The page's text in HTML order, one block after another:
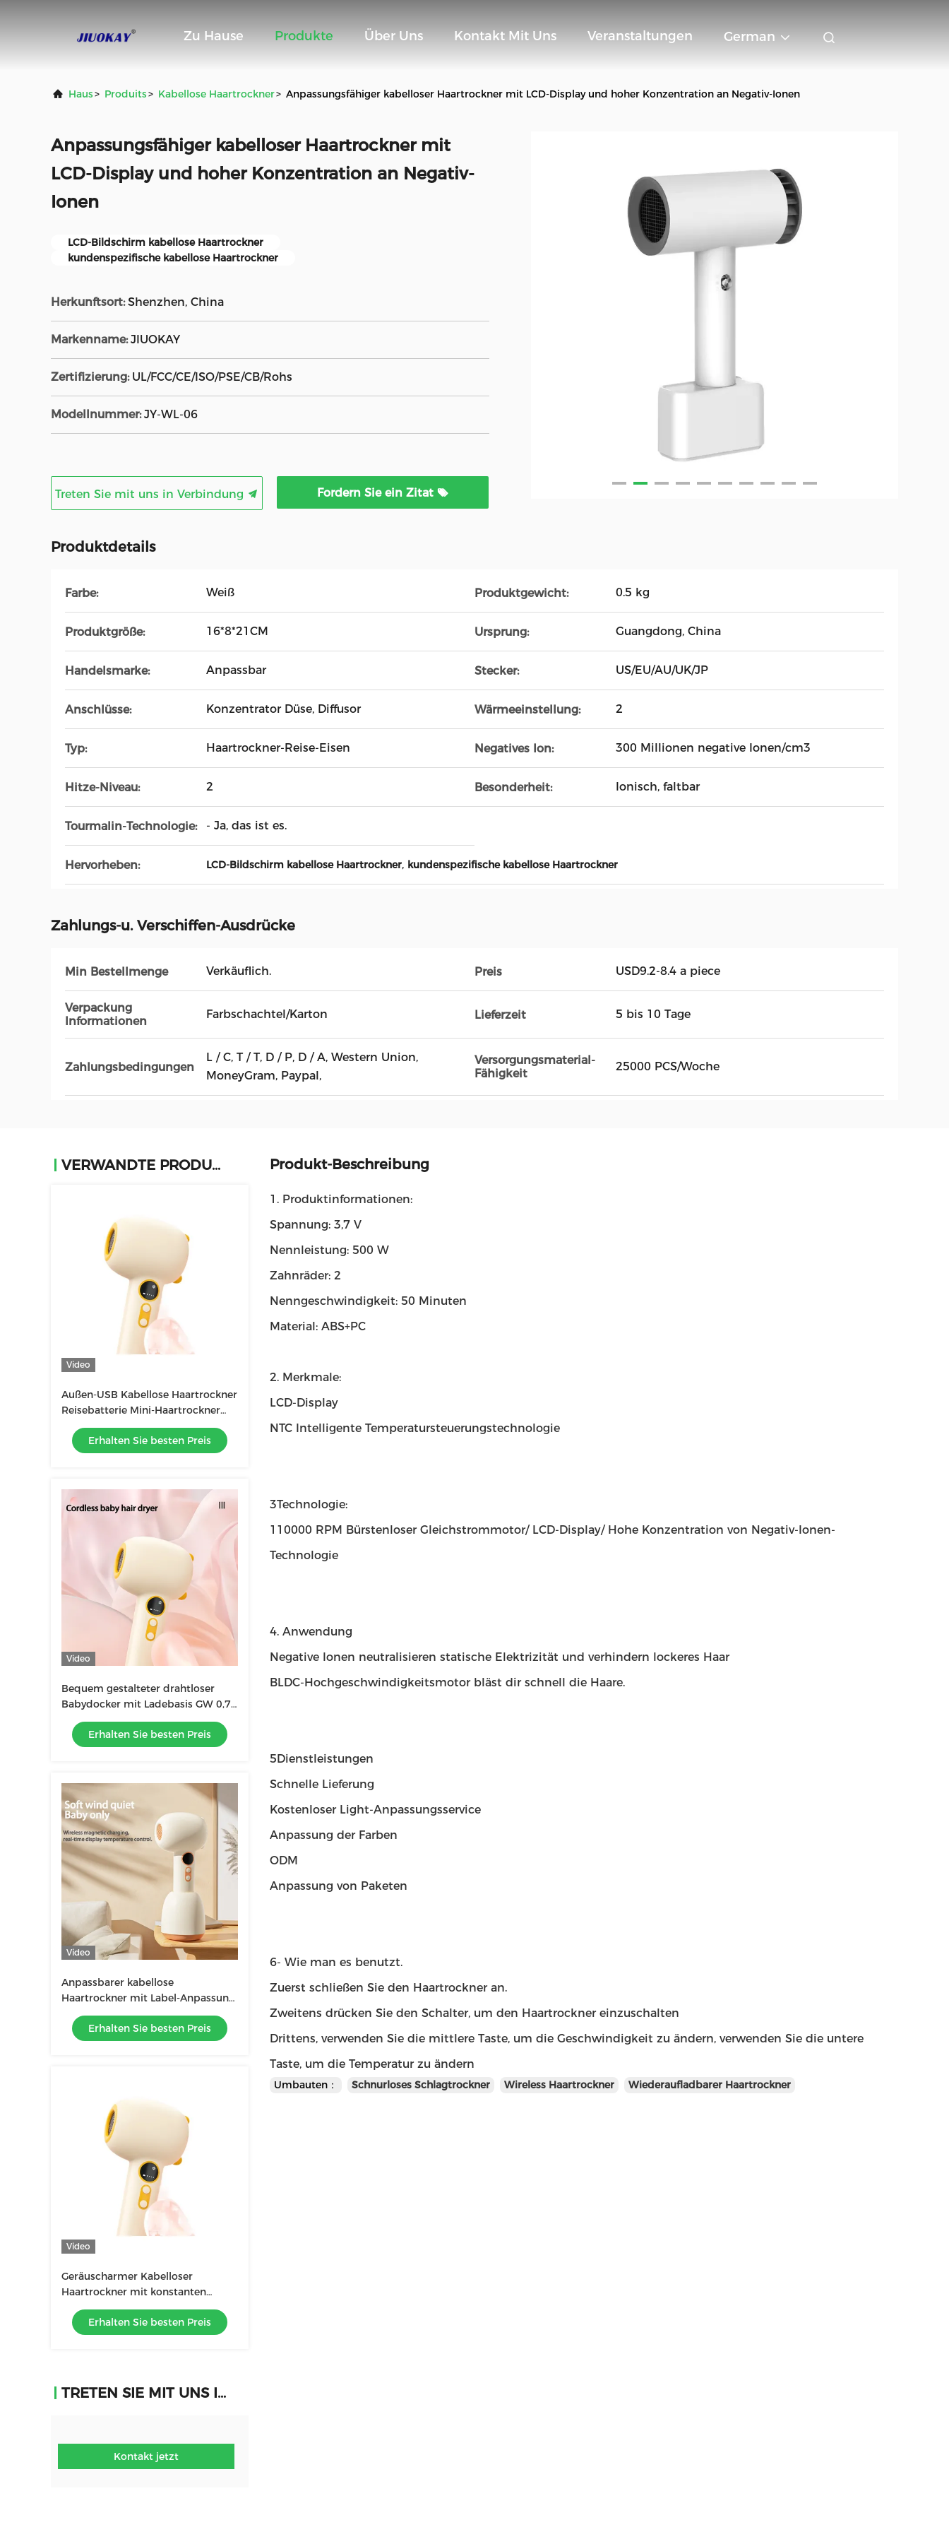
Zu Hause Produkte Über Uns Kontakt Mit Uns Veranstaltungen German
Haus> Produits> Kabellose Haartrockner> Anpassungsfähiger kabelloser Haartrockner mit LCD-Display und hoher Konzentration an Negativ-Ionen
Anpassungsfähiger kabelloser Haartrockner mit
LCD-Display und hoher Konzentration an Negativ-
Ionen
LCD-Bildschirm kabellose Haartrockner
kundenspezifische kabellose Haartrockner
Herkunftsort: Shenzhen, China
Markenname: JIUOKAY
Zertifizierung: UL/FCC/CE/ISO/PSE/CB/Rohs
Modellnummer: JY-WL-06
Treten Sie mit uns in Verbindung Fordern Sie ein Zitat
Produktdetails
Farbe: Weiß Produktgewicht: 0.5 kg
Produktgröße: 16*8*21CM Ursprung: Guangdong, China
Handelsmarke: Anpassbar Stecker: US/EU/AU/UK/JP
Anschlüsse: Konzentrator Düse, Diffusor Wärmeeinstellung: 2
Typ: Haartrockner-Reise-Eisen Negatives Ion: 300 Millionen negative Ionen/cm3
Hitze-Niveau: 2 Besonderheit: Ionisch, faltbar
Tourmalin-Technologie: - Ja, das ist es.
Hervorheben: LCD-Bildschirm kabellose Haartrockner, kundenspezifische kabellose Haartrockner
Zahlungs-u. Verschiffen-Ausdrücke
Min Bestellmenge Verkäuflich. Preis USD9.2-8.4 a piece
Verpackung
Informationen
Farbschachtel/Karton Lieferzeit 5 bis 10 Tage
Zahlungsbedingungen
L / C, T / T, D / P, D / A, Western Union,
MoneyGram, Paypal,
Versorgungsmaterial-
Fähigkeit
25000 PCS/Woche
VERWANDTE PRODUKTE
Video
Außen-USB Kabellose Haartrockner
Reisebatterie Mini-Haartrockner
Portable Ladung Wireless
Haartrockner
Erhalten Sie besten Preis
Video
Bequem gestalteter drahtloser
Babydocker mit Ladebasis GW 0,7
KG Gelb / Blau
Erhalten Sie besten Preis
Video
Anpassbarer kabellose
Haartrockner mit Label-Anpassung
und Farboptionen
Erhalten Sie besten Preis
Video
Geräuscharmer Kabelloser
Haartrockner mit konstanten
Temperaturen zum Schutz der
Haut des Babys
Erhalten Sie besten Preis
TRETEN SIE MIT UNS IN VERBINDUNG
Kontakt jetzt
Produkt-Beschreibung
1. Produktinformationen:
Spannung: 3,7 V
Nennleistung: 500 W
Zahnräder: 2
Nenngeschwindigkeit: 50 Minuten
Material: ABS+PC
2. Merkmale:
LCD-Display
NTC Intelligente Temperatursteuerungstechnologie
3Technologie:
110000 RPM Bürstenloser Gleichstrommotor/ LCD-Display/ Hohe Konzentration von Negativ-Ionen-
Technologie
4. Anwendung
Negative Ionen neutralisieren statische Elektrizität und verhindern lockeres Haar
BLDC-Hochgeschwindigkeitsmotor bläst dir schnell die Haare.
5Dienstleistungen
Schnelle Lieferung
Kostenloser Light-Anpassungsservice
Anpassung der Farben
ODM
Anpassung von Paketen
6- Wie man es benutzt.
Zuerst schließen Sie den Haartrockner an.
Zweitens drücken Sie den Schalter, um den Haartrockner einzuschalten
Drittens, verwenden Sie die mittlere Taste, um die Geschwindigkeit zu ändern, verwenden Sie die untere
Taste, um die Temperatur zu ändern
Umbauten： Schnurloses Schlagtrockner Wireless Haartrockner Wiederaufladbarer Haartrockner